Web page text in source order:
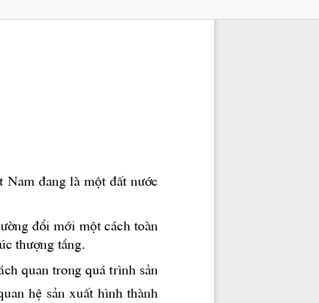
Nam ®ang lμ mét ®Êt n­íc
®æi míi mét c ̧ch toμn
th­îng tÇng.
quan trong qu ̧ tr×nh s¶n
hÖ s¶n xuÊt h×nh thμnh